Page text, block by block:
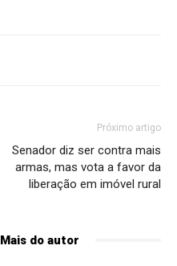
Próximo artigo
Senador diz ser contra mais
armas, mas vota a favor da
liberação em imóvel rural
Mais do autor